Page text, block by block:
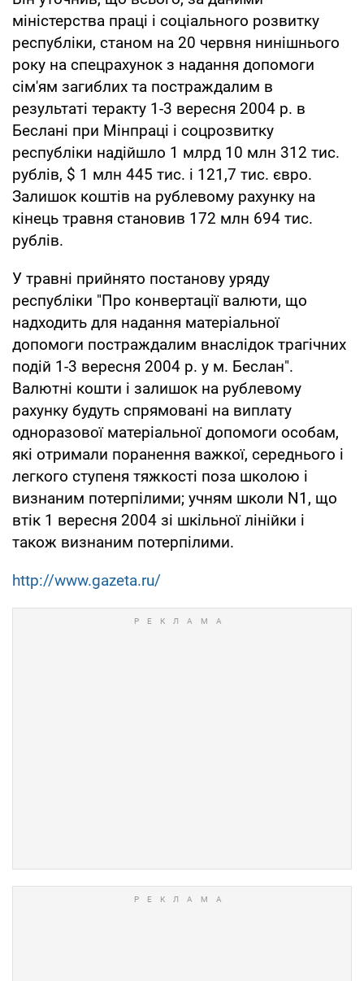
міністерства праці і соціального розвитку
республіки, станом на 20 червня нинішнього
року на спецрахунок з надання допомоги
сім'ям загиблих та постраждалим в
результаті теракту 1-3 вересня 2004 р. в
Беслані при Мінпраці і соцрозвитку
республіки надійшло 1 млрд 10 млн 312 тис.
рублів, $ 1 млн 445 тис. і 121,7 тис. євро.
Залишок коштів на рублевому рахунку на
кінець травня становив 172 млн 694 тис.
рублів.
У травні прийнято постанову уряду
республіки "Про конвертації валюти, що
надходить для надання матеріальної
допомоги постраждалим внаслідок трагічних
подій 1-3 вересня 2004 р. у м. Беслан".
Валютні кошти і залишок на рублевому
рахунку будуть спрямовані на виплату
одноразової матеріальної допомоги особам,
які отримали поранення важкої, середнього і
легкого ступеня тяжкості поза школою і
визнаним потерпілими; учням школи N1, що
втік 1 вересня 2004 зі шкільної лінійки і
також визнаним потерпілими.
http://www.gazeta.ru/